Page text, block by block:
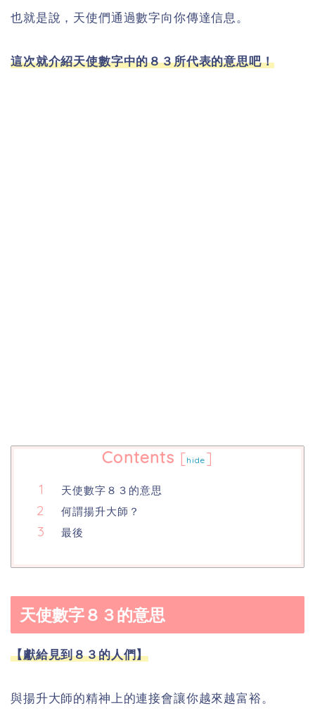
也就是說，天使們通過數字向你傳達信息。
這次就介紹天使數字中的８３所代表的意思吧！
Contents [hide ]
天使數字８３的意思
何謂揚升大師？
最後
天使數字８３的意思
【獻給見到８３的人們】
與揚升大師的精神上的連接會讓你越來越富裕。